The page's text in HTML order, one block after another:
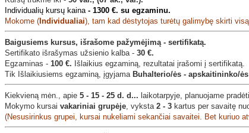
Individualių kursų kaina - 1300 €. su egzaminu.
Mokome ( Individualiai), tam kad dėstytojas turėtų galimybę skirti
Baigusiems kursus, išrašome pažymėjimą - sertifikatą.
Sertifikato išrašymas užsienio kalba - 30 €.
Egzaminas - 100 €. Išlaikius egzaminą, rezultatai įrašomi į sertifikatą.
Tik Išlaikiusiems egzaminą, įgyjama Buhalterio/ės - apskaitininko/
Kiekvieną mėn., apie 5 - 15 - 25 d. d... laikotarpyje, planuojame
Mokymo kursai vakariniai grupėje, vyksta 2 - 3 kartus per savaitę
(Nesusirinkus grupei, kursai nukeliami sekančiai savaitei. Bet kuriuo